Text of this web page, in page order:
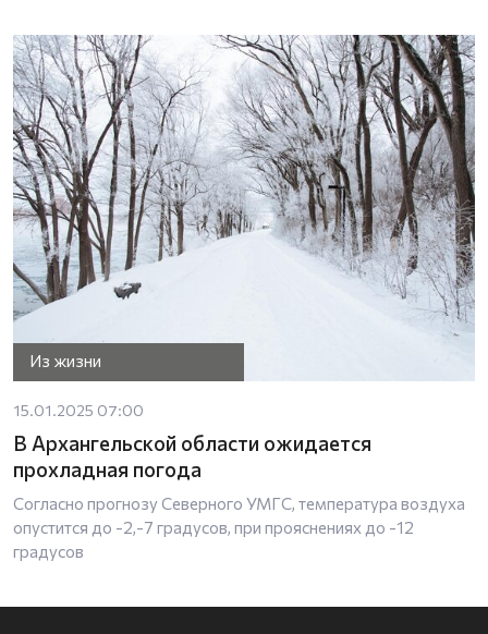
Из жизни
15.01.2025 07:00
В Архангельской области ожидается
прохладная погода
Согласно прогнозу Северного УМГС, температура воздуха
опустится до -2,-7 градусов, при прояснениях до -12
градусов